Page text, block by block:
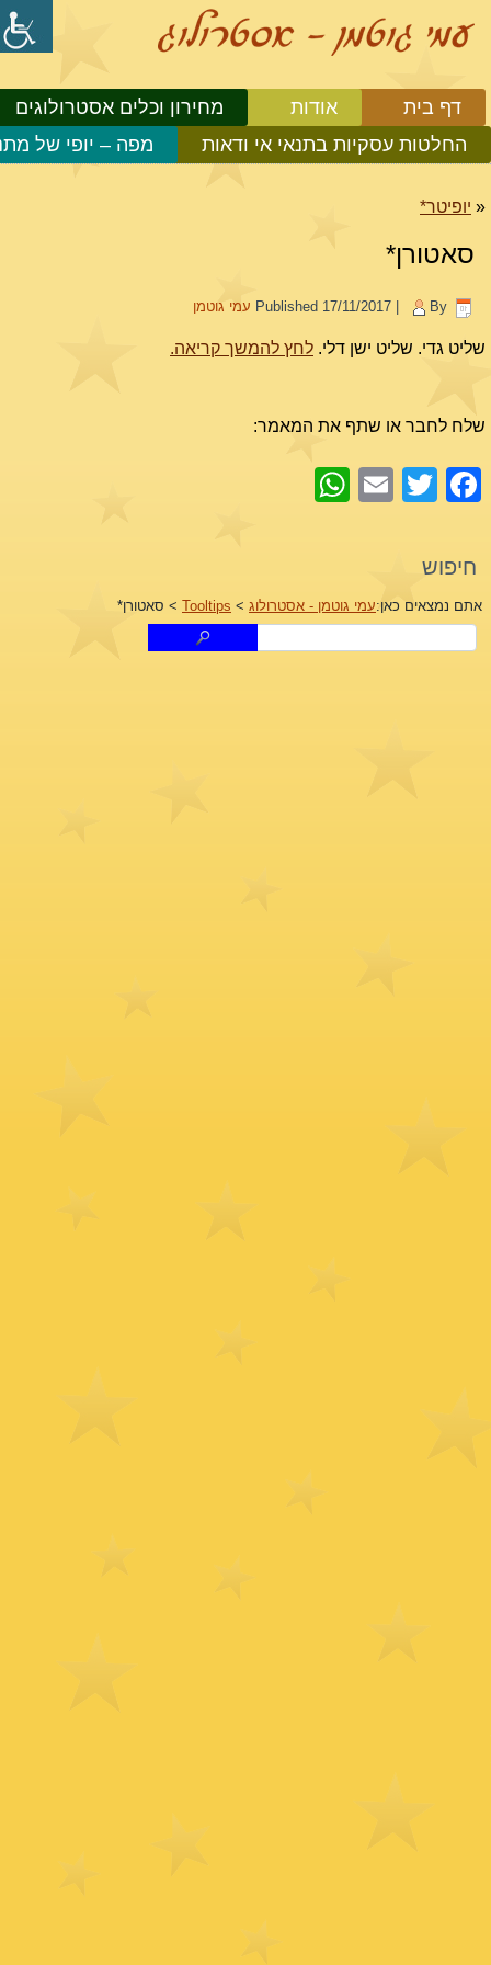
דף בית אודות
מחירון וכלים אסטרולוגים
החלטות עסקיות בתנאי אי ודאות
מפה – יופי של
« יופיטר*
סאטורן*
Published 17/11/2017 By עמי גוטמן
שליט גדי. שליט ישן דלי. לחץ להמשך קריאה.
שלח לחבר או שתף את המאמר:
Facebook
Twitter
Email
חיפוש
אתם נמצאים כאן:עמי גוטמן - אסטרולוג >
Tooltips
> סאטורן*